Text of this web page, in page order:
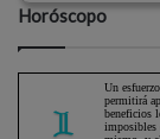
Horóscopo